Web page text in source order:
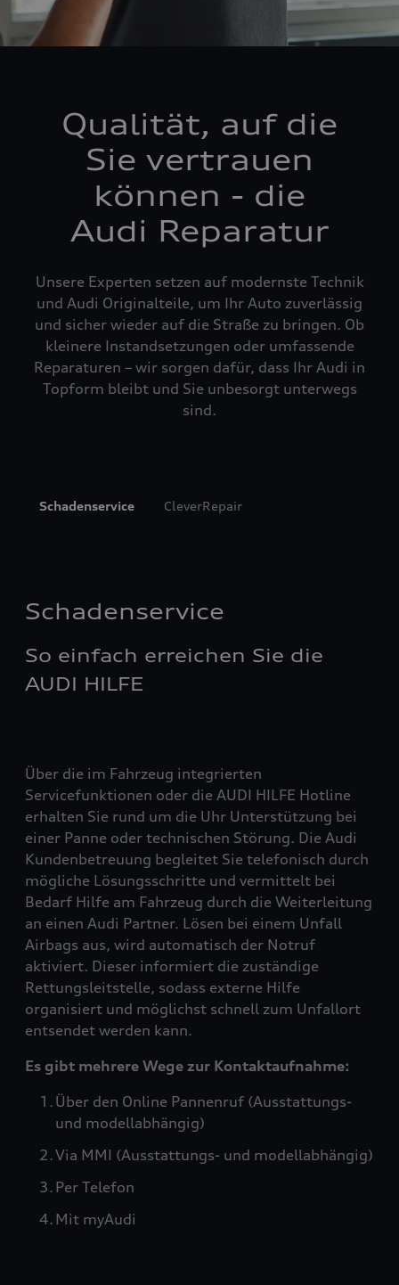
Qualität, auf die
Sie vertrauen
können - die
Audi Reparatur
Unsere Experten setzen auf modernste Technik
und Audi Originalteile, um Ihr Auto zuverlässig
und sicher wieder auf die Straße zu bringen. Ob
kleinere Instandsetzungen oder umfassende
Reparaturen – wir sorgen dafür, dass Ihr Audi in
Topform bleibt und Sie unbesorgt unterwegs
sind.
Schadenservice CleverRepair
Schadenservice
So einfach erreichen Sie die
AUDI HILFE
Über die im Fahrzeug integrierten
Servicefunktionen oder die AUDI HILFE Hotline
erhalten Sie rund um die Uhr Unterstützung bei
einer Panne oder technischen Störung. Die Audi
Kundenbetreuung begleitet Sie telefonisch durch
mögliche Lösungsschritte und vermittelt bei
Bedarf Hilfe am Fahrzeug durch die Weiterleitung
an einen Audi Partner. Lösen bei einem Unfall
Airbags aus, wird automatisch der Notruf
aktiviert. Dieser informiert die zuständige
Rettungsleitstelle, sodass externe Hilfe
organisiert und möglichst schnell zum Unfallort
entsendet werden kann.
Es gibt mehrere Wege zur Kontaktaufnahme:
Über den Online Pannenruf (Ausstattungs-
und modellabhängig)
Via MMI (Ausstattungs- und modellabhängig)
Per Telefon
Mit myAudi